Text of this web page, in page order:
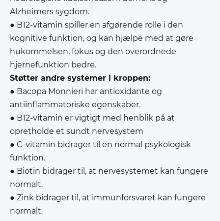
Alzheimers sygdom.
● B12-vitamin spiller en afgørende rolle i den
kognitive funktion, og kan hjælpe med at gøre
hukommelsen, fokus og den overordnede
hjernefunktion bedre.
Støtter andre systemer i kroppen:
● Bacopa Monnieri har antioxidante og
antiinflammatoriske egenskaber.
● B12-vitamin er vigtigt med henblik på at
opretholde et sundt nervesystem
● C-vitamin bidrager til en normal psykologisk
funktion.
● Biotin bidrager til, at nervesystemet kan fungere
normalt.
● Zink bidrager til, at immunforsvaret kan fungere
normalt.